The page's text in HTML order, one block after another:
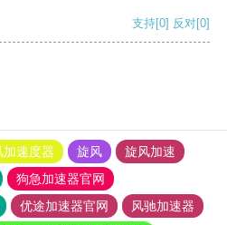
支持[0] 反对[0]
加速度器 旋风
旋风加速
狗急加速器官网
优途加速器官网
风驰加速器